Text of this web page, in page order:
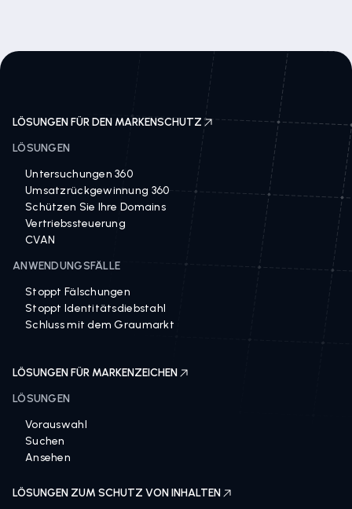
LÖSUNGEN FÜR DEN MARKENSCHUTZ
LÖSUNGEN
Untersuchungen 360
Umsatzrückgewinnung 360
Schützen Sie Ihre Domains
Vertriebssteuerung
CVAN
ANWENDUNGSFÄLLE
Stoppt Fälschungen
Stoppt Identitätsdiebstahl
Schluss mit dem Graumarkt
LÖSUNGEN FÜR MARKENZEICHEN
LÖSUNGEN
Vorauswahl
Suchen
Ansehen
LÖSUNGEN ZUM SCHUTZ VON INHALTEN